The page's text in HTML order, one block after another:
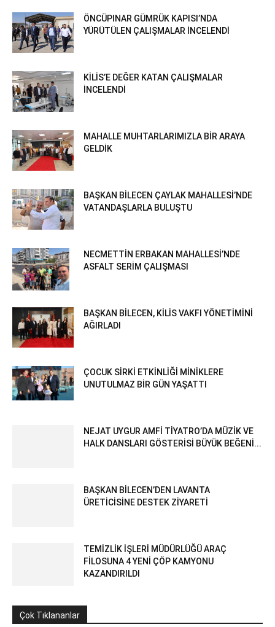
ÖNCÜPINAR GÜMRÜK KAPISI’NDA
YÜRÜTÜLEN ÇALIŞMALAR İNCELENDİ
KİLİS’E DEĞER KATAN ÇALIŞMALAR
İNCELENDİ
MAHALLE MUHTARLARIMIZLA BİR ARAYA
GELDİK
BAŞKAN BİLECEN ÇAYLAK MAHALLESİ’NDE
VATANDAŞLARLA BULUŞTU
NECMETTİN ERBAKAN MAHALLESİ’NDE
ASFALT SERİM ÇALIŞMASI
BAŞKAN BİLECEN, KİLİS VAKFI YÖNETİMİNİ
AĞIRLADI
ÇOCUK SİRKİ ETKİNLİĞİ MİNİKLERE
UNUTULMAZ BİR GÜN YAŞATTI
NEJAT UYGUR AMFİ TİYATRO’DA MÜZİK VE
HALK DANSLARI GÖSTERİSİ BÜYÜK BEĞENİ...
BAŞKAN BİLECEN’DEN LAVANTA
ÜRETİCİSİNE DESTEK ZİYARETİ
TEMİZLİK İŞLERİ MÜDÜRLÜĞÜ ARAÇ
FİLOSUNA 4 YENİ ÇÖP KAMYONU
KAZANDIRILDI
Çok Tıklananlar